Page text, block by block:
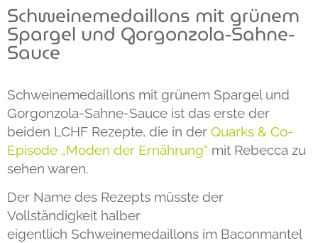
Schweinemedaillons mit grünem
Spargel und Gorgonzola-Sahne-
Sauce
Schweinemedaillons mit grünem Spargel und
Gorgonzola-Sahne-Sauce ist das erste der
beiden LCHF Rezepte, die in der Quarks & Co-
Episode „Moden der Ernährung“ mit Rebecca zu
sehen waren.
Der Name des Rezepts müsste der
Vollständigkeit halber
eigentlich Schweinemedaillons im Baconmantel